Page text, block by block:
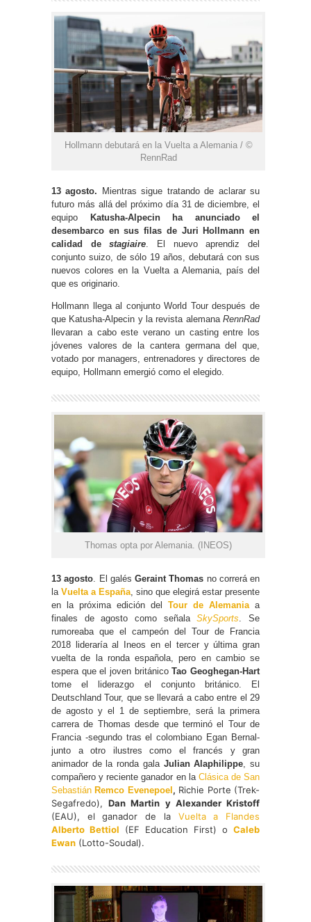
Hollmann debutará en la Vuelta a Alemania / ©
RennRad
13 agosto.
Mientras sigue tratando de aclarar su
futuro más allá del próximo día 31 de diciembre, el
equipo
Katusha-Alpecin ha anunciado el
desembarco en sus filas de Juri Hollmann en
calidad destagiaire . El nuevo aprendiz del
conjunto suizo, de sólo 19 años, debutará con sus
nuevos colores en la Vuelta a Alemania, país del
que es originario.
Hollmann llega al conjunto World Tour después de
que Katusha-Alpecin y la revista alemana RennRad
llevaran a cabo este verano un casting entre los
jóvenes valores de la cantera germana del que,
votado por managers, entrenadores y directores de
equipo, Hollmann emergió como el elegido.
Thomas opta por Alemania. (INEOS)
13 agosto . El galés Geraint Thomas no correrá en
la Vuelta a España , sino que elegirá estar presente
en la próxima edición del Tour de Alemania a
finales de agosto como señalaSkySports . Se
rumoreaba que el campeón del Tour de Francia
2018 lideraría al Ineos en el tercer y última gran
vuelta de la ronda española, pero en cambio se
espera que el joven británicoTao Geoghegan-Hart
tome el liderazgo el conjunto británico. El
Deutschland Tour, que se llevará a cabo entre el 29
de agosto y el 1 de septiembre, será la primera
carrera de Thomas desde que terminó el Tour de
Francia -segundo tras el colombiano Egan Bernal-
junto a otro ilustres como el francés y gran
animador de la ronda gala Julian Alaphilippe , su
compañero y reciente ganador en la Clásica de San
Sebastián Remco Evenepoel , Richie Porte (Trek-
Segafredo),Dan Martin y Alexander Kristoff
(EAU), el ganador de la Vuelta a Flandes
Alberto Bettiol (EF Education First) o Caleb
Ewan (Lotto-Soudal).